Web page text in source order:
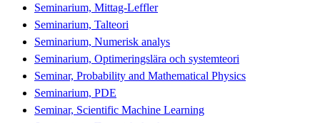
Seminarium, Mittag-Leffler
Seminarium, Talteori
Seminarium, Numerisk analys
Seminarium, Optimeringslära och systemteori
Seminar, Probability and Mathematical Physics
Seminarium, PDE
Seminar, Scientific Machine Learning